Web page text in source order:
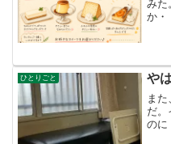
みた
か・
トー
ひとりごと や
ま
だ。
のに